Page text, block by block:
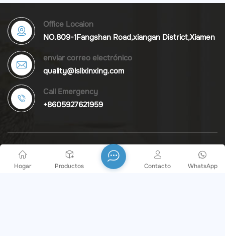
Office Locaion
NO.809-1Fangshan Road,xiangan District,Xiamen
enviar correo electrónico
quality@lslixinxing.com
Call Emergency
+8605927621959
Acerca De La Empresa
Hogar Productos WhatsApp
Contacto